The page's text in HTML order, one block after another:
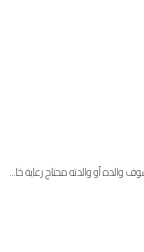
أو والدته محتاج رعاية خا...